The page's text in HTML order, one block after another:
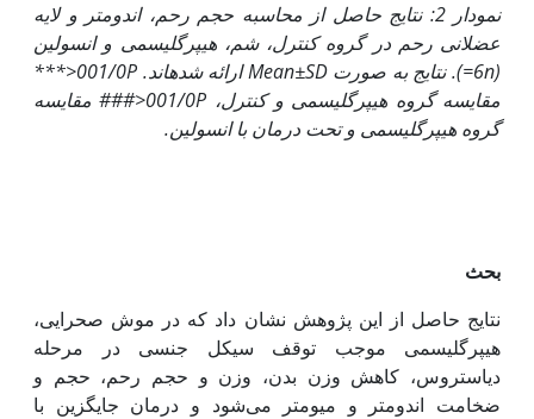
نمودار 2: نتایج حاصل از محاسبه حجم رحم، اندومتر و لایه
عضلانی رحم در گروه کنترل، شم، هیپرگلیسمی و انسولین
(
6n= ). نتایج به صورتMean±SDارائه شدهاند. 001/0P<
***
مقایسه گروه هیپرگلیسمی و کنترل،
001/0P<
### مقایسه
گروه هیپرگلیسمی و تحت درمان با انسولین.
بحث
نتایج حاصل از این پژوهش نشان داد که در موش صحرایی،
هیپرگلیسمی موجب توقف سیکل جنسی در مرحله
دی‏استروس، کاهش وزن بدن، وزن و حجم رحم، حجم و
ضخامت اندومتر و میومتر می‌شود و درمان جایگزین با